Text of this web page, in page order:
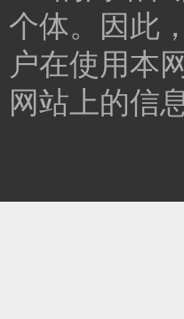
个体。因此
户在使用本
网站上的信